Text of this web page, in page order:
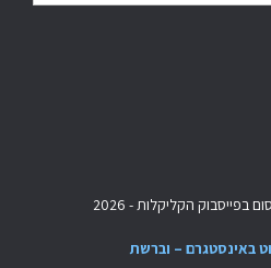
בפייסבוק הקליקלות - 2026